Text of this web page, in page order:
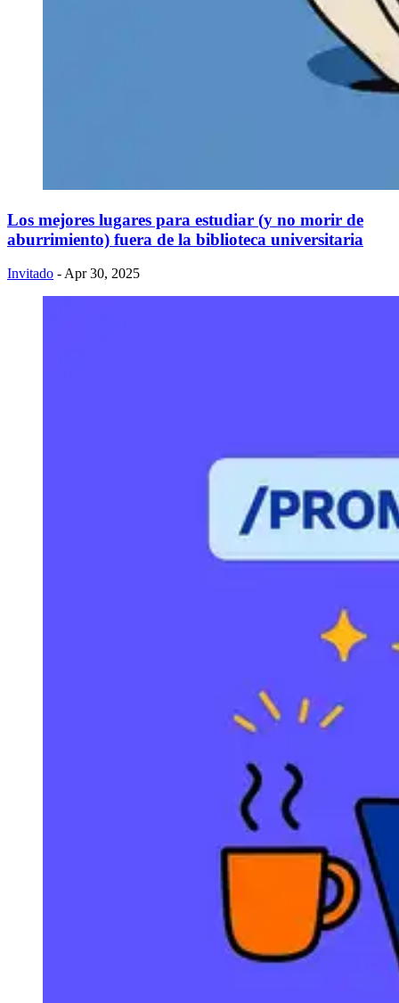
Los mejores lugares para estudiar (y no morir de
aburrimiento) fuera de la biblioteca universitaria
Invitado - Apr 30, 2025